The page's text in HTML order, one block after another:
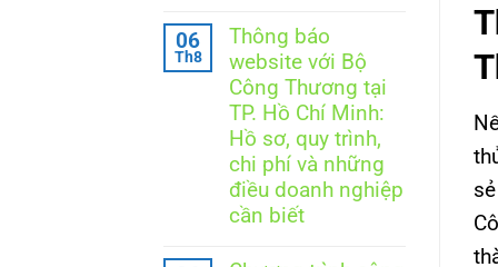
248/2026/NĐ-
CP
gì?
8
tài
liệu
doanh
nghiệp
nên
chuẩn
bị
có
bình
luận
ở
Thông
báo
website
với
Bộ
Công
Thương
tại
06
Th8
Thông báo
website với Bộ
Công Thương tại
TP. Hồ Chí Minh:
Hồ sơ, quy trình,
chi phí và những
điều doanh nghiệp
cần biết
có